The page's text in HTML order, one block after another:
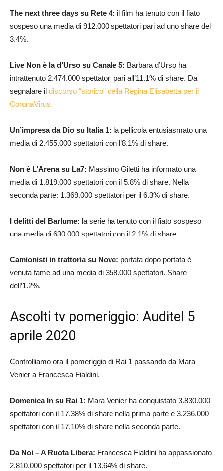
The next three days su Rete 4: il film ha tenuto con il fiato
sospeso una media di 912.000 spettatori pari ad uno share del
3.4%.
Live Non è la d’Urso su Canale 5: Barbara d’Urso ha
intrattenuto 2.474.000 spettatori pari all’11.1% di share. Da
segnalare il discorso “storico” della Regina Elisabetta per il
CoronaVirus.
Un’impresa da Dio su Italia 1: la pellicola entusiasmato una
media di 2.455.000 spettatori con l’8.1% di share.
Non è L’Arena su La7: Massimo Giletti ha informato una
media di 1.819.000 spettatori con il 5.8% di share. Nella
seconda parte: 1.369.000 spettatori per il 6.3% di share.
I delitti del Barlume: la serie ha tenuto con il fiato sospeso
una media di 630.000 spettatori con il 2.1% di share.
Camionisti in trattoria su Nove: portata dopo portata è
venuta fame ad una media di 358.000 spettatori. Share
dell’1.2%.
Ascolti tv pomeriggio: Auditel 5
aprile 2020
Controlliamo ora il pomeriggio di Rai 1 passando da Mara
Venier a Francesca Fialdini.
Domenica In su Rai 1: Mara Venier ha conquistato 3.830.000
spettatori con il 17.38% di share nella prima parte e 3.236.000
spettatori con il 17.10% di share nella seconda parte.
Da Noi – A Ruota Libera: Francesca Fialdini ha appassionato
2.810.000 spettatori per il 13.64% di share.